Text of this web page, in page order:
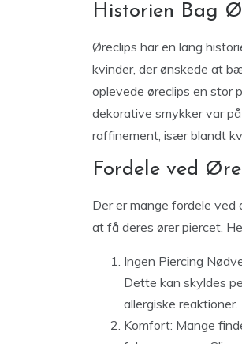
Historien Bag
Øreclips har en lang
kvinder, der ønskede at
oplevede øreclips en stor
dekorative smykker var
raffinement, især blandt
Fordele ved
Der er mange fordele
at få deres ører piercet.
Ingen Piercing
Dette kan skyldes
allergiske reaktioner.
Komfort: Mange